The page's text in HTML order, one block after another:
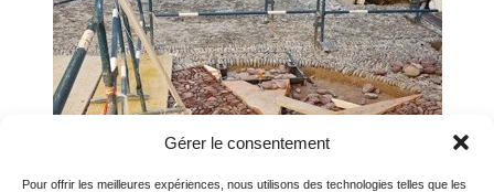
Gérer le consentement
Pour offrir les meilleures expériences, nous utilisons des technologies telles que les